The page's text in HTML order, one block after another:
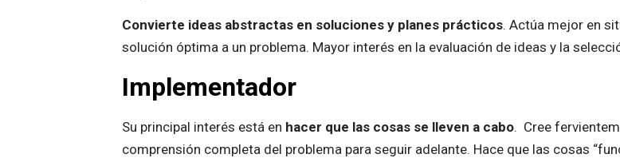
Convierte ideas abstractas en soluciones y planes prácticos. Actúa mejor en
solución óptima a un problema. Mayor interés en la evaluación de ideas y la
Implementador
Su principal interés está en hacer que las cosas se lleven a cabo. Cree
comprensión completa del problema para seguir adelante. Hace que las cosas